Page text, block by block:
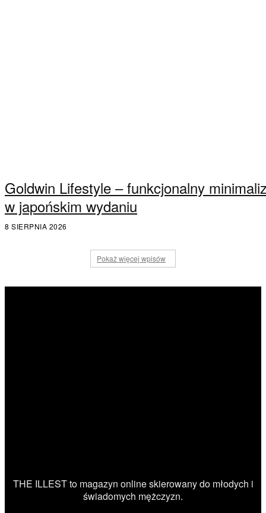
Goldwin Lifestyle – funkcjonalny
w japońskim wydaniu
8 SIERPNIA 2026
Pokaż więcej wpisów
THE ILLEST to magazyn online skierowany do młodych i
świadomych mężczyzn.